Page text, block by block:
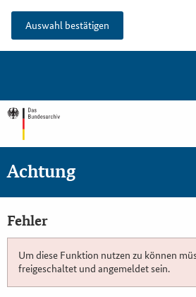
Auswahl bestätigen
Achtung
Fehler
Um diese Funktion nutzen zu können
freigeschaltet und angemeldet sein.